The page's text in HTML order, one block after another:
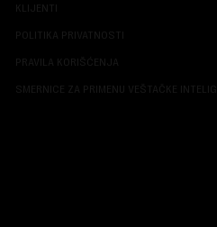
KLIJENTI
POLITIKA PRIVATNOSTI
PRAVILA KORIŠĆENJA
SMERNICE ZA PRIMENU VEŠTAČKE